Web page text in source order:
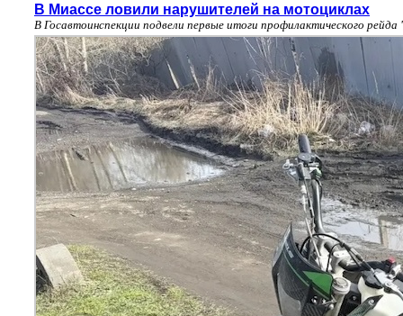
В Миассе ловили нарушителей на мотоциклах
В Госавтоинспекции подвели первые итоги профилактического